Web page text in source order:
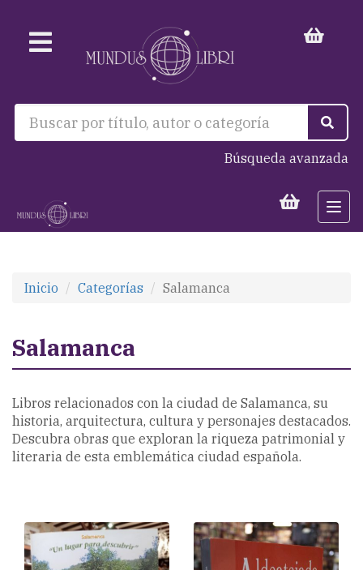
Búsqueda avanzada
Inicio Categorías Salamanca
Salamanca
Libros relacionados con la ciudad de Salamanca, su
historia, arquitectura, cultura y personajes destacados.
Descubra obras que exploran la riqueza patrimonial y
literaria de esta emblemática ciudad española.